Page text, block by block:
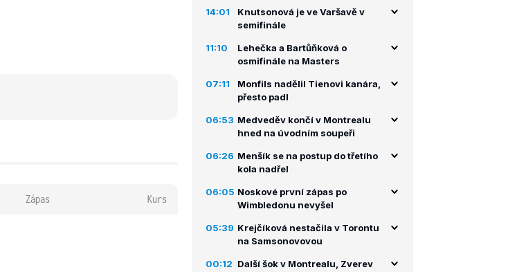
Zápas Kurs
14:01
Knutsonová je ve Varšavě v
semifinále
11:10
Lehečka a Bartůňková o
osmifinále na Masters
07:11
Monfils nadělil Tienovi kanára,
přesto padl
06:53 Medveděv končí v Montrealu
hned na úvodním soupeři
06:26 Menšík se na postup do třetího
kola nadřel
06:05 Noskové první zápas po
Wimbledonu nevyšel
05:39 Krejčíková nestačila v Torontu
na Samsonovovou
00:12 Další šok v Montrealu, Zverev